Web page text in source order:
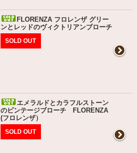
FLORENZA フロレンザ グリー
ンとレッドのヴィクトリアンブローチ
SOLD OUT
エメラルドとカラフルストーン
のビンテージブローチ FLORENZA
(フロレンザ）
SOLD OUT